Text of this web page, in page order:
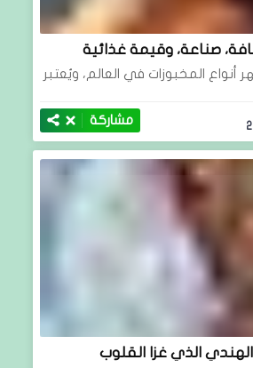
صناعة، وقيمة غذائية
أنواع المخبوزات في العالم، ويُعتبر
مشاركة
الذي غزا القلوب